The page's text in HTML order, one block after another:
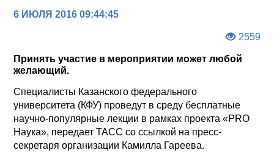
6 ИЮЛЯ 2016 09:44:45
2559
Принять участие в мероприятии может любой
желающий.
Специалисты Казанского федерального
университета (КФУ) проведут в среду бесплатные
научно-популярные лекции в рамках проекта «PRO
Наука», передает ТАСС со ссылкой на пресс-
секретаря организации Камилла Гареева.